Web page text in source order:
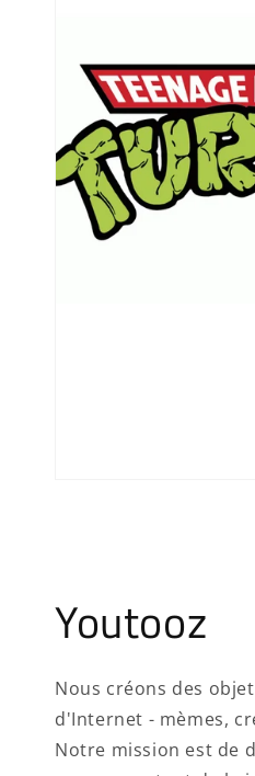
Youtooz
Nous créons des
d'Internet - mèmes,
Notre mission est de